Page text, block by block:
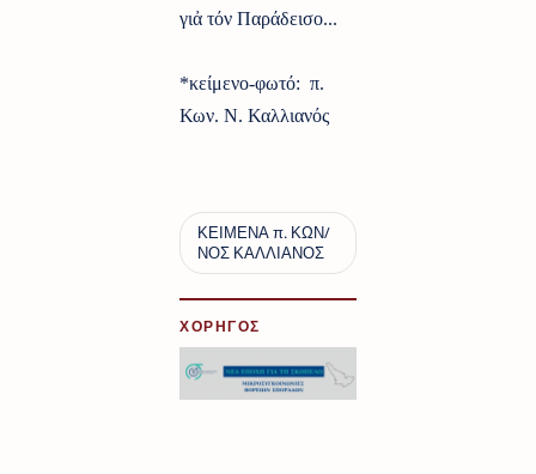
γιἀ τόν Παράδεισο...
*κείμενο-φωτό: π.
Κων. Ν. Καλλιανός
ΧΟΡΗΓΟΣ